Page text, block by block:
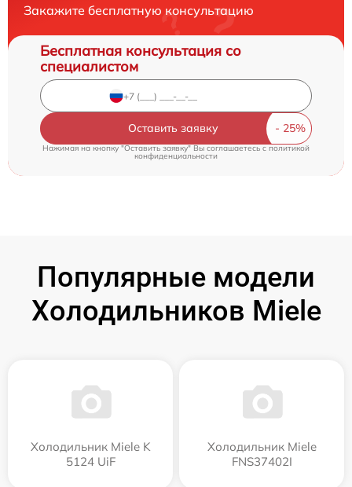
Закажите бесплатную консультацию
Бесплатная консультация со
специалистом
Оставить заявку
Нажимая на кнопку "Оставить заявку" Вы соглашаетесь cполитикой
конфиденциальности
Популярные модели
Холодильников Miele
Холодильник Miele K
5124 UiF
Холодильник Miele
FNS37402I